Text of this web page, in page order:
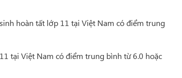
hoàn tất lớp 11 tại Việt Nam có điểm trung
tại Việt Nam có điểm trung bình từ 6.0 hoặc